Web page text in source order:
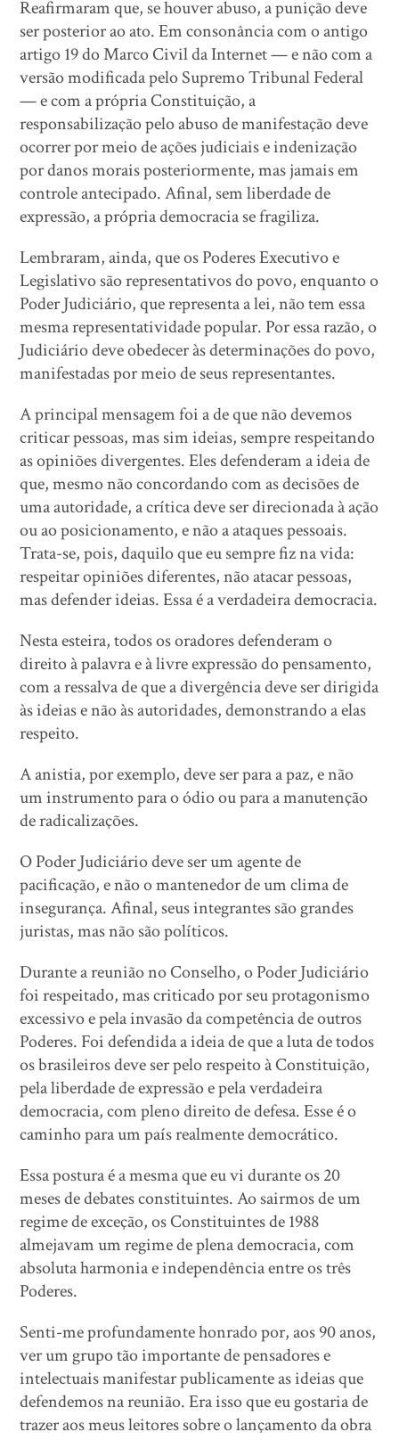
Reafirmaram que, se houver abuso, a punição deve
ser posterior ao ato. Em consonância com o antigo
artigo 19 do Marco Civil da Internet — e não com a
versão modificada pelo Supremo Tribunal Federal
— e com a própria Constituição, a
responsabilização pelo abuso de manifestação deve
ocorrer por meio de ações judiciais e indenização
por danos morais posteriormente, mas jamais em
controle antecipado. Afinal, sem liberdade de
expressão, a própria democracia se fragiliza.
Lembraram, ainda, que os Poderes Executivo e
Legislativo são representativos do povo, enquanto o
Poder Judiciário, que representa a lei, não tem essa
mesma representatividade popular. Por essa razão, o
Judiciário deve obedecer às determinações do povo,
manifestadas por meio de seus representantes.
A principal mensagem foi a de que não devemos
criticar pessoas, mas sim ideias, sempre respeitando
as opiniões divergentes. Eles defenderam a ideia de
que, mesmo não concordando com as decisões de
uma autoridade, a crítica deve ser direcionada à ação
ou ao posicionamento, e não a ataques pessoais.
Trata-se, pois, daquilo que eu sempre fiz na vida:
respeitar opiniões diferentes, não atacar pessoas,
mas defender ideias. Essa é a verdadeira democracia.
Nesta esteira, todos os oradores defenderam o
direito à palavra e à livre expressão do pensamento,
com a ressalva de que a divergência deve ser dirigida
às ideias e não às autoridades, demonstrando a elas
respeito.
A anistia, por exemplo, deve ser para a paz, e não
um instrumento para o ódio ou para a manutenção
de radicalizações.
O Poder Judiciário deve ser um agente de
pacificação, e não o mantenedor de um clima de
insegurança. Afinal, seus integrantes são grandes
juristas, mas não são políticos.
Durante a reunião no Conselho, o Poder Judiciário
foi respeitado, mas criticado por seu protagonismo
excessivo e pela invasão da competência de outros
Poderes. Foi defendida a ideia de que a luta de todos
os brasileiros deve ser pelo respeito à Constituição,
pela liberdade de expressão e pela verdadeira
democracia, com pleno direito de defesa. Esse é o
caminho para um país realmente democrático.
Essa postura é a mesma que eu vi durante os 20
meses de debates constituintes. Ao sairmos de um
regime de exceção, os Constituintes de 1988
almejavam um regime de plena democracia, com
absoluta harmonia e independência entre os três
Poderes.
Senti-me profundamente honrado por, aos 90 anos,
ver um grupo tão importante de pensadores e
intelectuais manifestar publicamente as ideias que
defendemos na reunião. Era isso que eu gostaria de
trazer aos meus leitores sobre o lançamento da obra